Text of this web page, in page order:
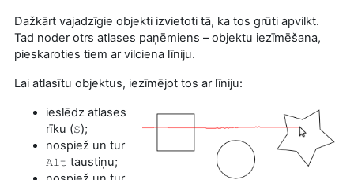
Dažkārt vajadzīgie objekti izvietoti tā, ka tos grūti apvilkt.
Tad noder otrs atlases paņēmiens – objektu iezīmēšana,
pieskaroties tiem ar vilciena līniju.
Lai atlasītu objektus, iezīmējot tos ar līniju:
ieslēdz atlases
rīku (S);
nospiež un tur
Alt taustiņu;